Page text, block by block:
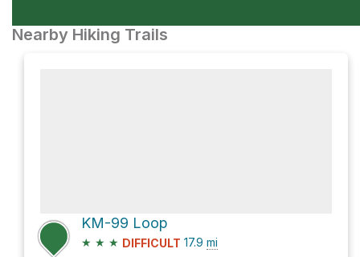
Nearby Hiking Trails
KM-99 Loop
★ ★ ★ DIFFICULT 17.9 mi